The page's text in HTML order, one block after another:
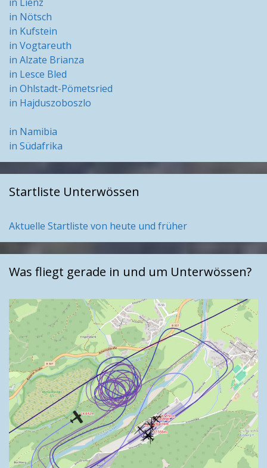
in Nötsch
in Kufstein
in Vogtareuth
in Alzate Brianza
in Lesce Bled
in Ohlstadt-Pömetsried
in Hajduszoboszlo
in Namibia
in Südafrika
Startliste Unterwössen
Aktuelle Startliste von heute und früher
Was fliegt gerade in und um Unterwössen?